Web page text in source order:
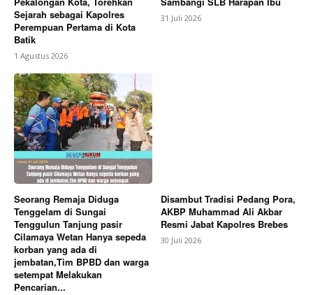
Sejarah sebagai Kapolres
Perempuan Pertama di Kota
Batik
1 Agustus 2026
31 Juli 2026
Seorang Remaja Diduga
Tenggelam di Sungai
Tenggulun Tanjung pasir
Cilamaya Wetan Hanya sepeda
korban yang ada di
jembatan,Tim BPBD dan warga
setempat Melakukan
Pencarian...
Disambut Tradisi Pedang Pora,
AKBP Muhammad Ali Akbar
Resmi Jabat Kapolres Brebes
30 Juli 2026